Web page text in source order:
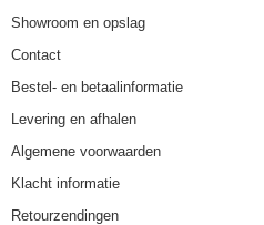
Showroom en opslag
Contact
Bestel- en betaalinformatie
Levering en afhalen
Algemene voorwaarden
Klacht informatie
Retourzendingen